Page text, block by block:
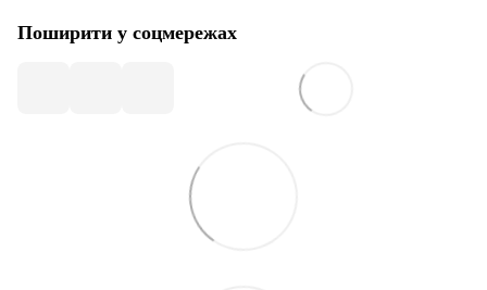
Поширити у соцмережах